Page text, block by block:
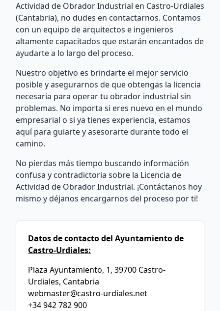
Actividad de Obrador Industrial en Castro-Urdiales
(Cantabria), no dudes en contactarnos. Contamos
con un equipo de arquitectos e ingenieros
altamente capacitados que estarán encantados de
ayudarte a lo largo del proceso.
Nuestro objetivo es brindarte el mejor servicio
posible y asegurarnos de que obtengas la licencia
necesaria para operar tu obrador industrial sin
problemas. No importa si eres nuevo en el mundo
empresarial o si ya tienes experiencia, estamos
aquí para guiarte y asesorarte durante todo el
camino.
No pierdas más tiempo buscando información
confusa y contradictoria sobre la Licencia de
Actividad de Obrador Industrial. ¡Contáctanos hoy
mismo y déjanos encargarnos del proceso por ti!
Datos de contacto del Ayuntamiento de
Castro-Urdiales:
Plaza Ayuntamiento, 1, 39700 Castro-
Urdiales, Cantabria
webmaster@castro-urdiales.net
+34 942 782 900